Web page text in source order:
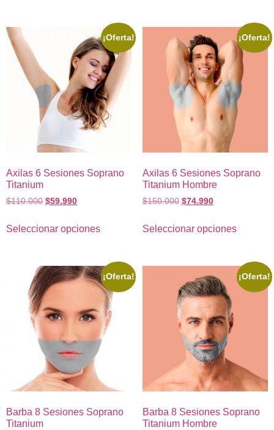
¡Oferta!
Axilas 6 Sesiones Soprano
Titanium
$110.000 $59.990
Seleccionar opciones
¡Oferta!
Axilas 6 Sesiones Soprano
Titanium Hombre
$150.000 $74.990
Seleccionar opciones
¡Oferta!
Barba 8 Sesiones Soprano
Titanium
¡Oferta!
Barba 8 Sesiones Soprano
Titanium Hombre